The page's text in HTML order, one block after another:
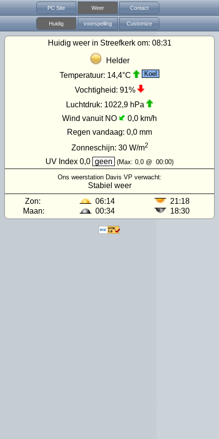
PC Site Weer Contact
Huidig voorspelling Customize
Huidig weer in Streefkerk om: 08:31
Helder
Temperatuur: 14,4°C Koel
Vochtigheid: 91%
Luchtdruk: 1022,9 hPa
Wind vanuit NO
0,0 km/h
Regen vandaag: 0,0 mm
Zonneschijn: 30W/m2
UV Index 0,0 geen (Max: 0,0 @ 00:00)
Ons weerstation Davis VP verwacht:
Stabiel weer
Zon:
06:14
21:18
Maan:
00:34 18:30